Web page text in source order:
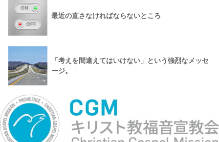
最近の直さなければならないところ
「考えを間違えてはいけない」という強烈なメッセ
ージ。